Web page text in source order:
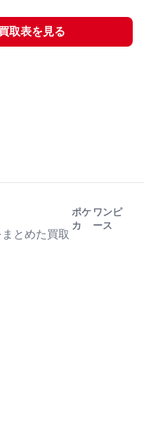
取表を見る
とめた買取
ポケ
カ
ワンピ
ース